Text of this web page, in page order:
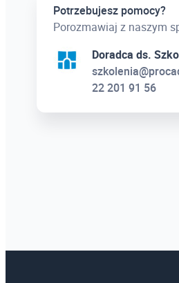
Potrzebujesz pomocy?
Porozmawiaj z naszym
Doradca ds.
22 201 91 56